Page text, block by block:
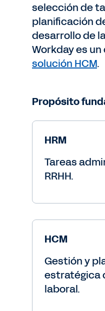
selección de
planificación
desarrollo de
Workday es
solución HCM.
Propósito
HRM
Tareas
RRHH.
HCM
Gestión y
estratégica
laboral.